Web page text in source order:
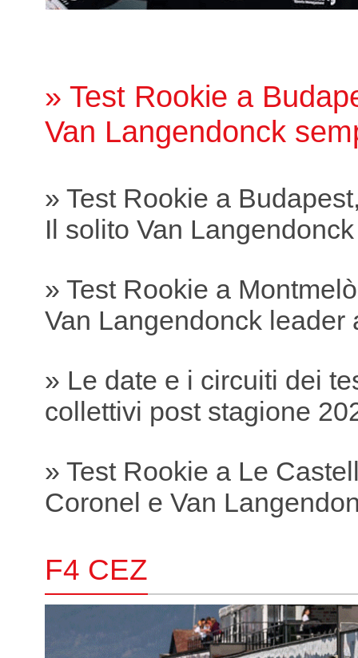
» Test Rookie a
Van Langendonck
» Test Rookie a
Il solito Van
» Test Rookie a Montmelò
Van Langendonck leader
» Le date e i circuiti dei
collettivi post stagione
» Test Rookie a Le
Coronel e Van
F4 CEZ